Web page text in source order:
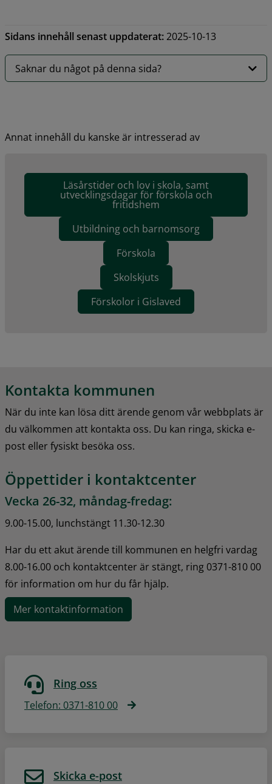
Sidans innehåll senast uppdaterat:2025-10-13
Saknar du något på denna sida?
Annat innehåll du kanske är intresserad av
Läsårstider och lov i skola, samt
utvecklingsdagar för förskola och
fritidshem
Utbildning och barnomsorg
Förskola
Skolskjuts
Förskolor i Gislaved
Kontakta kommunen
När du inte kan lösa ditt ärende genom vår webbplats är
du välkommen att kontakta oss. Du kan ringa, skicka e-
post eller fysiskt besöka oss.
Öppettider i kontaktcenter
Vecka 26-32, måndag-fredag:
9.00-15.00, lunchstängt 11.30-12.30
Har du ett akut ärende till kommunen en helgfri vardag
8.00-16.00 och kontaktcenter är stängt, ring 0371-810 00
för information om hur du får hjälp.
Mer kontaktinformation
Ring oss
Telefon: 0371-810 00
Skicka e-post